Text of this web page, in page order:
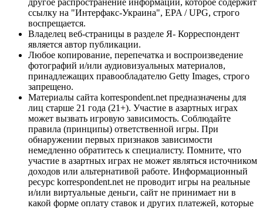
ссылку на "Интерфакс-Украина", EPA / UPG, строго
воспрещается.
Владелец веб-страницы в разделе Я- Корреспондент
является автор публикации.
Любое копирование, перепечатка и воспроизведение
фотографий и/или аудиовизуальных материалов,
принадлежащих правообладателю Getty Images, строго
запрещено.
Материалы сайта korrespondent.net предназначены для
лиц старше 21 года (21+). Участие в азартных играх
может вызвать игровую зависимость. Соблюдайте
правила (принципы) ответственной игры. При
обнаружении первых признаков зависимости
немедленно обратитесь к специалисту. Помните, что
участие в азартных играх не может являться источником
доходов или альтернативой работе. Информационный
ресурс korrespondent.net не проводит игры на реальные
и/или виртуальные деньги, сайт не принимает ни в
какой форме оплату ставок и других платежей, которые